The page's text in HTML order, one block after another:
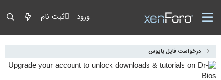
ورود ثبت نام
درخواست فایل بایوس